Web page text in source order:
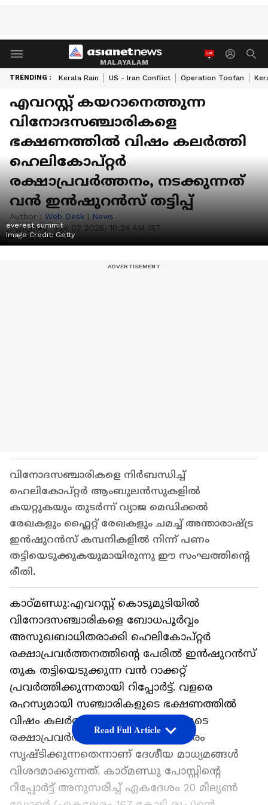
MALAYALAM
TRENDING : Kerala Rain US - Iran Conflict Operation Toofan
എവറസ്റ്റ് കയറാനെത്തുന്ന
വിനോദസഞ്ചാരികളെ
ഭക്ഷണത്തിൽ വിഷം കലർത്തി
ഹെലികോപ്റ്റർ
രക്ഷാപ്രവർത്തനം, നടക്കുന്നത്
വൻ ഇൻഷുറൻസ് തട്ടിപ്പ്
Author : Web Desk | News
Published :Apr 02 2026, 10:24 AM IST
everest summit
Image Credit:Getty
വിനോദസഞ്ചാരികളെ നിർബന്ധിച്ച്
ഹെലികോപ്റ്റർ ആംബുലൻസുകളിൽ
കയറ്റുകയും തുടർന്ന് വ്യാജ മെഡിക്കൽ
രേഖകളും ഫ്ലൈറ്റ് രേഖകളും ചമച്ച് അന്താരാഷ്ട്ര
ഇൻഷുറൻസ് കമ്പനികളിൽ നിന്ന് പണം
തട്ടിയെടുക്കുകയുമായിരുന്നു ഈ സംഘത്തിന്റെ
രീതി.
കാഠ്മണ്ഡു:എവറസ്റ്റ് കൊടുമുടിയിൽ
വിനോദസഞ്ചാരികളെ ബോധപൂർവ്വം
അസുഖബാധിതരാക്കി ഹെലികോപ്റ്റർ
രക്ഷാപ്രവർത്തനത്തിന്റെ പേരിൽ ഇൻഷുറൻസ്
തുക തട്ടിയെടുക്കുന്ന വൻ റാക്കറ്റ്
പ്രവർത്തിക്കുന്നതായി റിപ്പോർട്ട്. വളരെ
രഹസ്യമായി സഞ്ചാരികളുടെ ഭക്ഷണത്തിൽ
വിഷം കലർത്തിയാണ് വൻ തുകയുടെ
രക്ഷാപ്രവർത്തനത്തിനുള്ള അവസരം
സൃഷ്ടിക്കുന്നതെന്നാണ് ദേശീയ മാധ്യമങ്ങൾ
വിശദമാക്കുന്നത്. കാഠ്മണ്ഡു പോസ്റ്റിന്റെ
റിപ്പോർട്ട് അനുസരിച്ച് ഏകദേശം 20 മില്യൺ
Read Full Article